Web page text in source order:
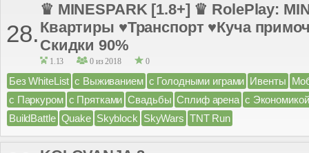
28.
♛ MINESPARK [1.8+] ♛ RolePlay:
Квартиры ♥Транспорт ♥Куча
Скидки 90%
1.13 0 из 2018 0
Без WhiteList с Выживанием с Голодными играми Ивенты
с Паркуром с Прятками Свадьбы Сплиф арена с Экономикой
BuildBattle Quake Skyblock SkyWars TNT Run